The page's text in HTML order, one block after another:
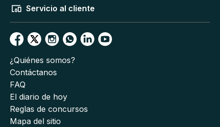
Servicio al cliente
¿Quiénes somos?
Contáctanos
FAQ
El diario de hoy
Reglas de concursos
Mapa del sitio